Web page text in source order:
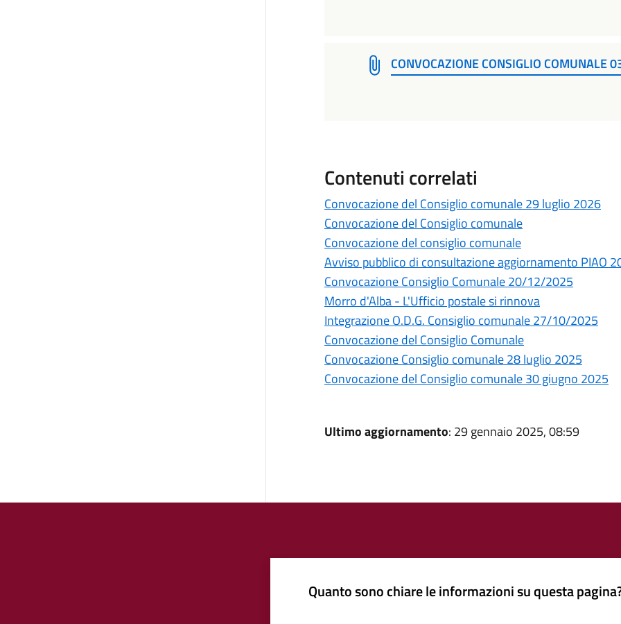
CONVOCAZIONE CONSIGLIO COMUNALE
Contenuti correlati
Convocazione del Consiglio comunale 29 luglio 2026
Convocazione del Consiglio comunale
Convocazione del consiglio comunale
Avviso pubblico di consultazione aggiornamento PIAO
Convocazione Consiglio Comunale 20/12/2025
Morro d'Alba - L'Ufficio postale si rinnova
Integrazione O.D.G. Consiglio comunale 27/10/2025
Convocazione del Consiglio Comunale
Convocazione Consiglio comunale 28 luglio 2025
Convocazione del Consiglio comunale 30 giugno 2025
Ultimo aggiornamento: 29 gennaio 2025, 08:59
Quanto sono chiare le informazioni su questa